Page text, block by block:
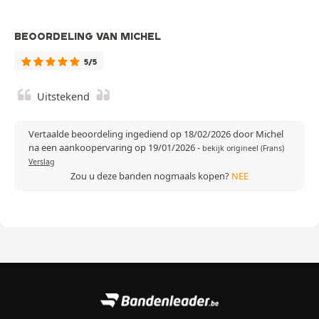
BEOORDELING VAN MICHEL
5/5
Uitstekend
Vertaalde beoordeling ingediend op 18/02/2026 door Michel
na een aankoopervaring op 19/01/2026- bekijk origineel (Frans)
Verslag
Zou u deze banden nogmaals kopen? NEE